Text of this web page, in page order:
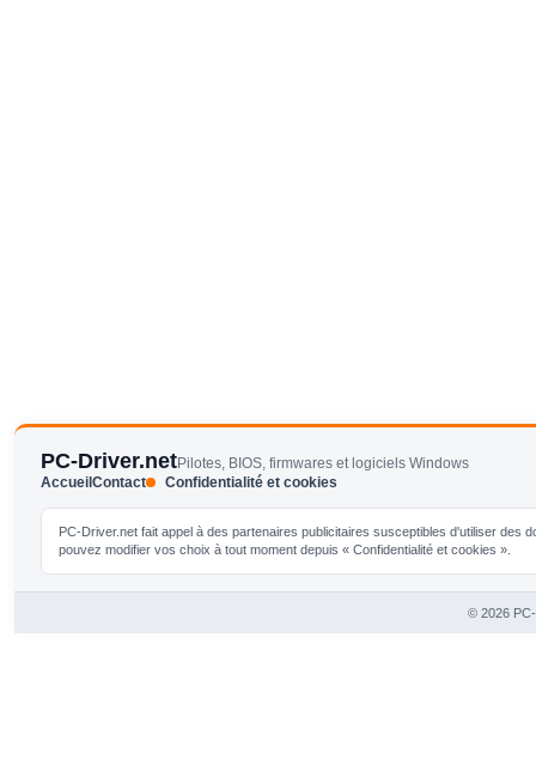
PC-Driver.netPilotes, BIOS, firmwares et logiciels Windows
AccueilContact Confidentialité et cookies
PC-Driver.net fait appel à des partenaires publicitaires susceptibles d'utiliser
pouvez modifier vos choix à tout moment depuis « Confidentialité et cookies ».
© 2026